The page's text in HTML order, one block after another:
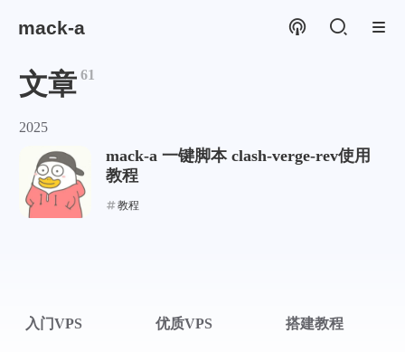
mack-a
文章 61
2025
mack-a 一键脚本 clash-verge-rev使用
教程
教程
入门VPS 优质VPS 搭建教程